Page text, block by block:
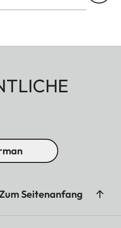
Seitenanfang